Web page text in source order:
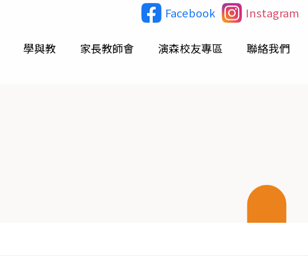
Facebook Instagram
學與教 家長教師會 演森校友專區 聯絡我們